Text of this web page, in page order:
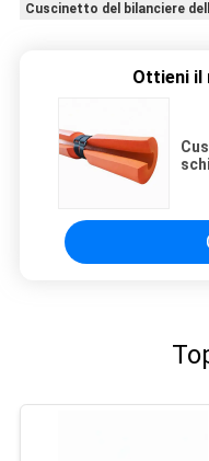
Cuscinetto del bilanciere
Ottieni il